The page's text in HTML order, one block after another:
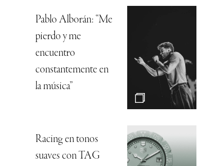
Pablo Alborán: “Me
pierdo y me
encuentro
constantemente en
la música”
Racing en tonos
suaves con TAG